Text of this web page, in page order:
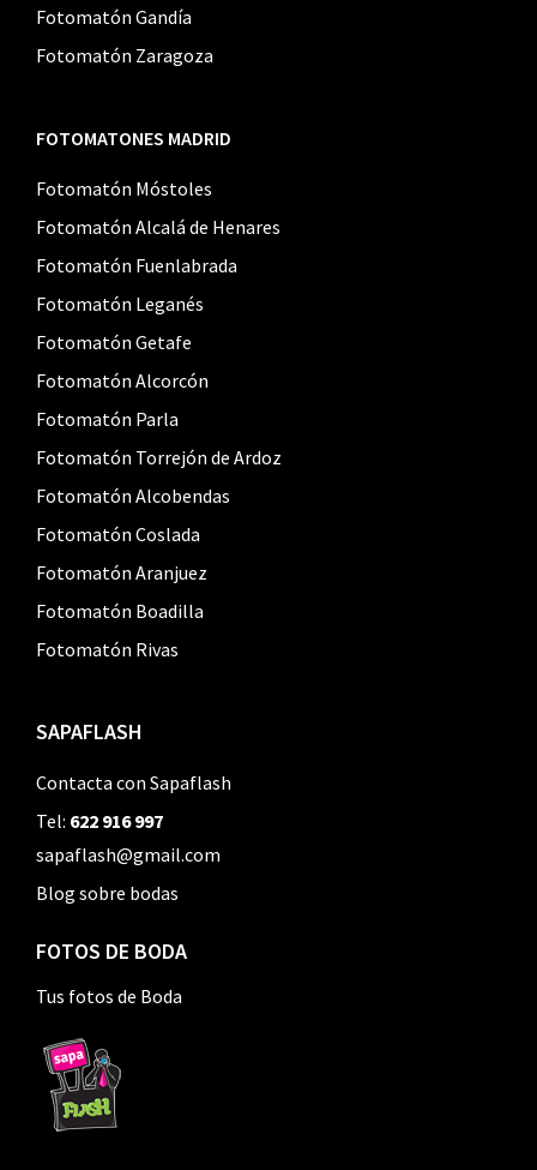
Fotomatón Gandía
Fotomatón Zaragoza
FOTOMATONES MADRID
Fotomatón Móstoles
Fotomatón Alcalá de Henares
Fotomatón Fuenlabrada
Fotomatón Leganés
Fotomatón Getafe
Fotomatón Alcorcón
Fotomatón Parla
Fotomatón Torrejón de Ardoz
Fotomatón Alcobendas
Fotomatón Coslada
Fotomatón Aranjuez
Fotomatón Boadilla
Fotomatón Rivas
SAPAFLASH
Contacta con Sapaflash
Tel: 622 916 997
sapaflash@gmail.com
Blog sobre bodas
FOTOS DE BODA
Tus fotos de Boda